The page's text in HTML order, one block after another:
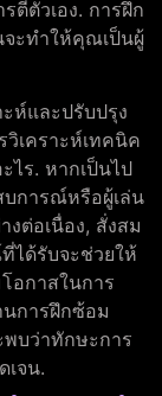
ตีตัวเอง. การฝึก
ะทำให้คุณเป็นผู้
ห์และปรับปรุง
เคราะห์เทคนิค
ไร. หากเป็นไป
บการณ์หรือผู้เล่น
ต่อเนื่อง, สั่งสม
ได้รับจะช่วยให้
อกาสในการ
นการฝึกซ้อม
พบว่าทักษะการ
จน.